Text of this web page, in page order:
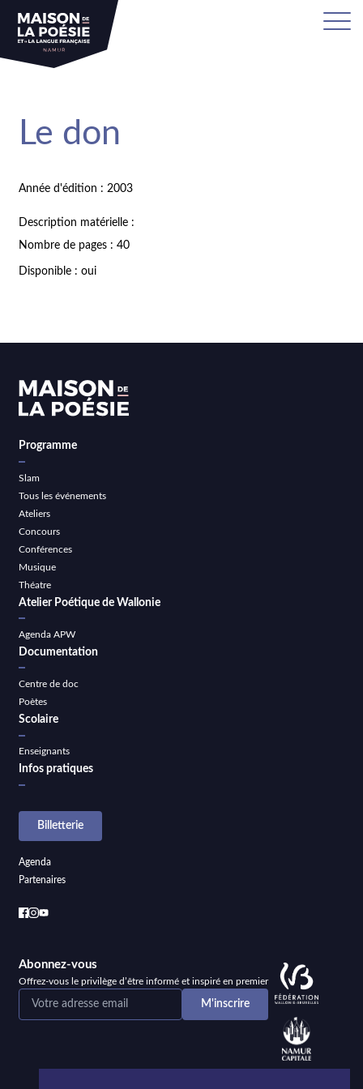
Le don
Année d'édition : 2003
Description matérielle :
Nombre de pages : 40
Disponible : oui
Programme
Slam
Tous les événements
Ateliers
Concours
Conférences
Musique
Théatre
Atelier Poétique de Wallonie
Agenda APW
Documentation
Centre de doc
Poètes
Scolaire
Enseignants
Infos pratiques
Billetterie
Agenda
Partenaires
Abonnez-vous
Offrez-vous le privilège d’être informé et inspiré en premier